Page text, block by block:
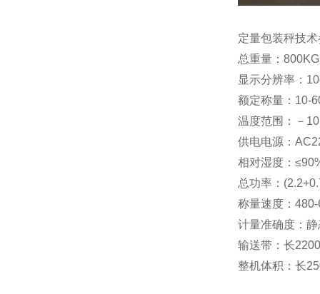
定量包装秤技
总重量：800KG
显示分辨率：
额定称量：10-
温度范围：－
供电电源：
相对湿度：
总功率：
称量速度：
计量准确度：
输送带：长
整机体积：长